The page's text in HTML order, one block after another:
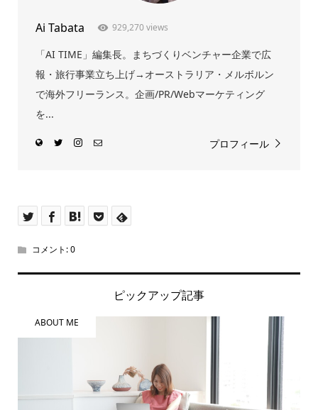
Ai Tabata 929,270 views
「AI TIME」編集長。まちづくりベンチャー企業で広
報・旅行事業立ち上げ→オーストラリア・メルボルン
で海外フリーランス。企画/PR/Webマーケティング
を...
プロフィール
コメント:0
ピックアップ記事
ABOUT ME